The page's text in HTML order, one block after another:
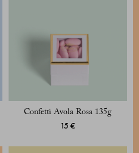
Confetti Avola Rosa 135g
15 €